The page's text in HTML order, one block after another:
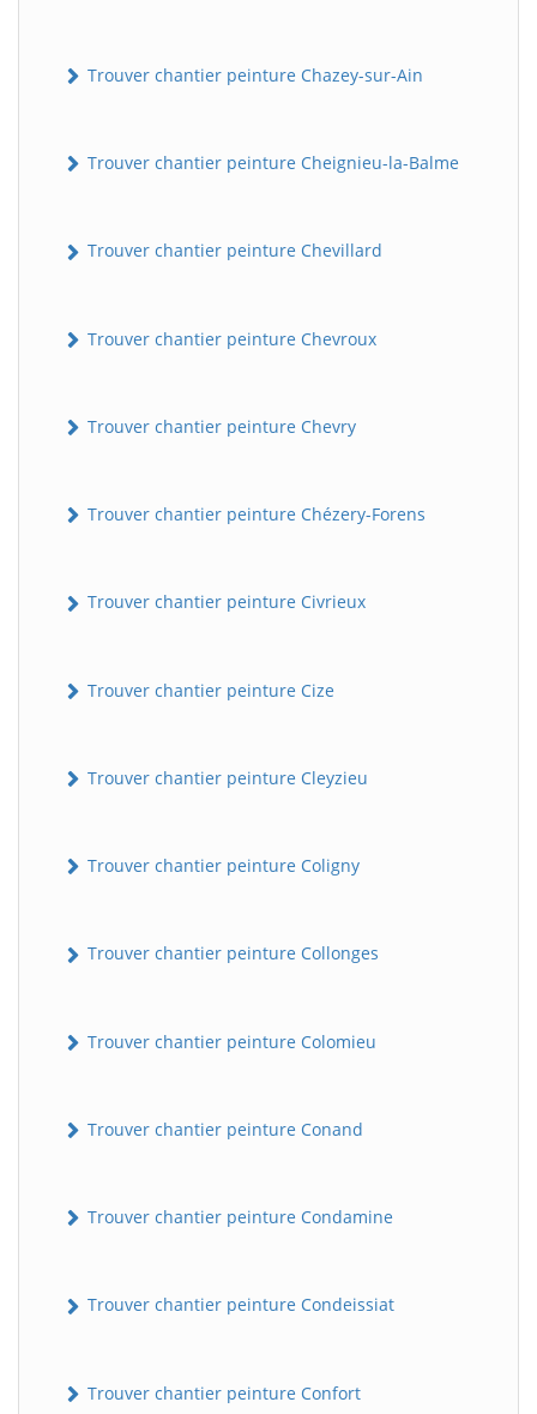
Trouver chantier peinture Chazey-sur-Ain
Trouver chantier peinture Cheignieu-la-Balme
Trouver chantier peinture Chevillard
Trouver chantier peinture Chevroux
Trouver chantier peinture Chevry
Trouver chantier peinture Chézery-Forens
Trouver chantier peinture Civrieux
Trouver chantier peinture Cize
Trouver chantier peinture Cleyzieu
Trouver chantier peinture Coligny
Trouver chantier peinture Collonges
Trouver chantier peinture Colomieu
Trouver chantier peinture Conand
Trouver chantier peinture Condamine
Trouver chantier peinture Condeissiat
Trouver chantier peinture Confort
BatiWebPro